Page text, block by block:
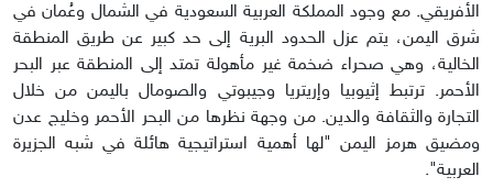
الأفريقي. مع وجود المملكة العربية السعودية في الشمال وعُمان في
شرق اليمن، يتم عزل الحدود البرية إلى حد كبير عن طريق المنطقة
الخالية، وهي صحراء ضخمة غير مأهولة تمتد إلى المنطقة عبر البحر
الأحمر. ترتبط إثيوبيا وإريتريا وجيبوتي والصومال باليمن من خلال
التجارة والثقافة والدين. من وجهة نظرها من البحر الأحمر وخليج عدن
ومضيق هرمز اليمن "لها أهمية استراتيجية هائلة في شبه الجزيرة
العربية".